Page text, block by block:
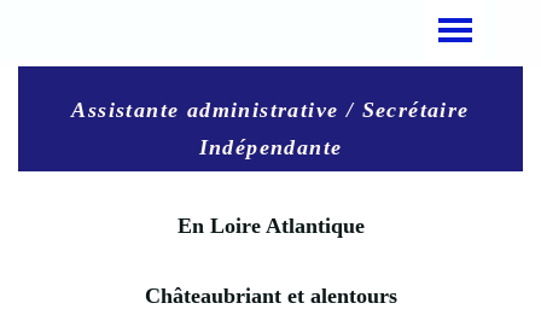
Assistante administrative / Secrétaire
Indépendante
En Loire Atlantique
Châteaubriant et alentours